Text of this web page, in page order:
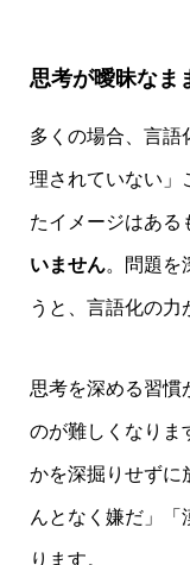
思考が曖昧なま
多くの場合、言語
理されていない」
たイメージはある
いません。問題を
うと、言語化の力
思考を深める習慣
のが難しくなりま
かを深掘りせずに
んとなく嫌だ」「
ります。